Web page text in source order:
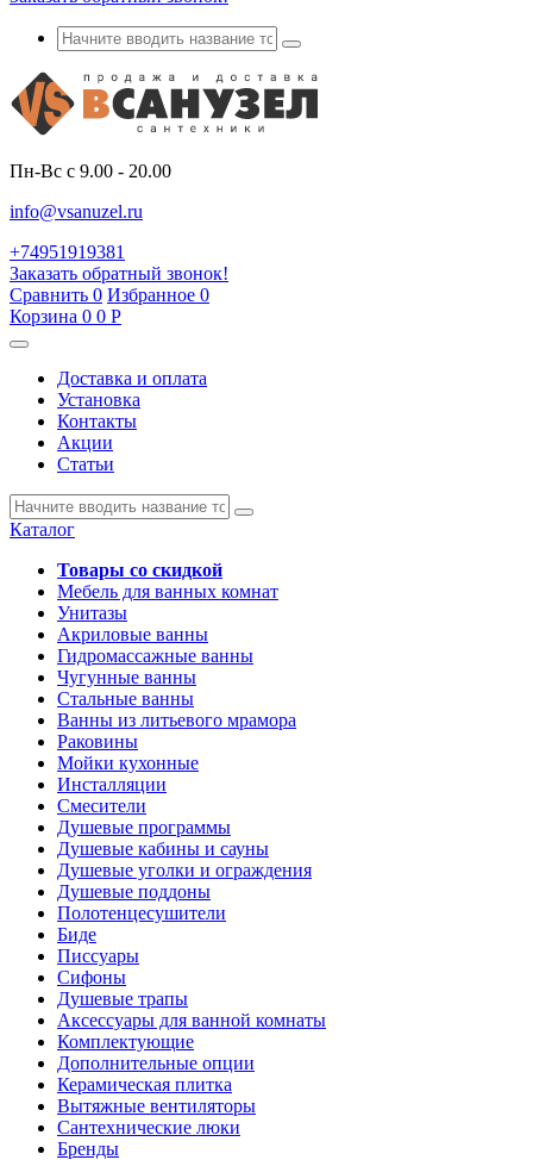
Пн-Вс с 9.00 - 20.00
info@vsanuzel.ru
+74951919381
Заказать обратный звонок!
Сравнить 0 Избранное 0
Корзина 0 0 Р
Доставка и оплата
Установка
Контакты
Акции
Статьи
Каталог
Товары со скидкой
Мебель для ванных комнат
Унитазы
Акриловые ванны
Гидромассажные ванны
Чугунные ванны
Стальные ванны
Ванны из литьевого мрамора
Раковины
Мойки кухонные
Инсталляции
Смесители
Душевые программы
Душевые кабины и сауны
Душевые уголки и ограждения
Душевые поддоны
Полотенцесушители
Биде
Писсуары
Сифоны
Душевые трапы
Аксессуары для ванной комнаты
Комплектующие
Дополнительные опции
Керамическая плитка
Вытяжные вентиляторы
Сантехнические люки
Бренды